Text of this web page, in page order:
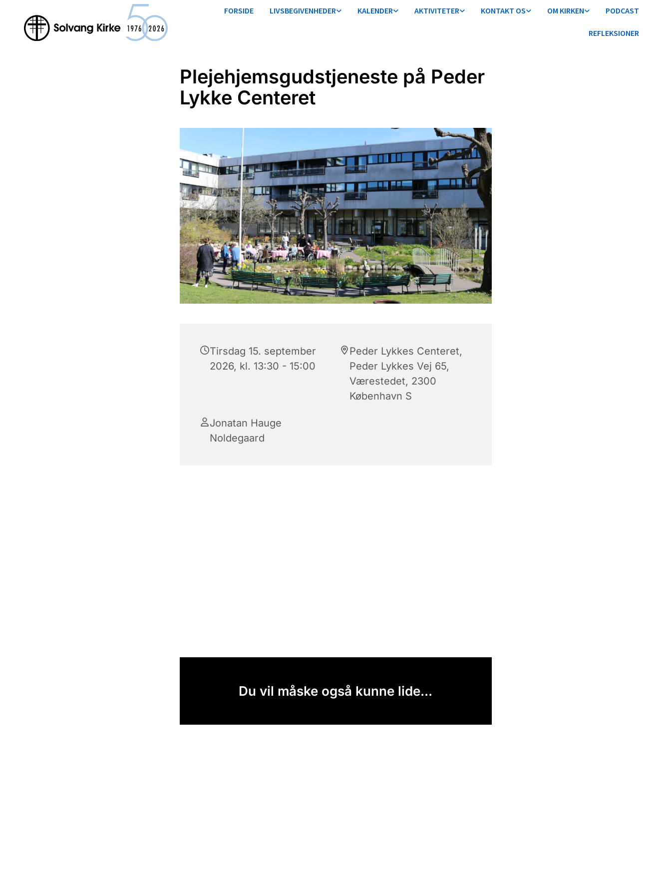
FORSIDE LIVSBEGIVENHEDER KALENDER AKTIVITETER KONTAKT OS OM KIRKEN PODCAST
REFLEKSIONER
Plejehjemsgudstjeneste på Peder
Lykke Centeret
Tirsdag 15. september
2026, kl. 13:30 - 15:00
Peder Lykkes Centeret,
Peder Lykkes Vej 65,
Værestedet, 2300
København S
Jonatan Hauge
Noldegaard
Du vil måske også kunne lide...